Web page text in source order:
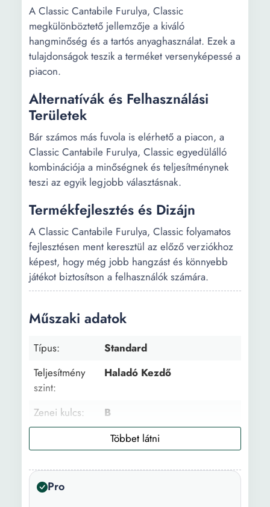
A Classic Cantabile Furulya, Classic
megkülönböztető jellemzője a kiváló
hangminőség és a tartós anyaghasználat. Ezek a
tulajdonságok teszik a terméket versenyképessé a
piacon.
Alternatívák és Felhasználási
Területek
Bár számos más fuvola is elérhető a piacon, a
Classic Cantabile Furulya, Classic egyedülálló
kombinációja a minőségnek és teljesítménynek
teszi az egyik legjobb választásnak.
Termékfejlesztés és Dizájn
A Classic Cantabile Furulya, Classic folyamatos
fejlesztésen ment keresztül az előző verziókhoz
képest, hogy még jobb hangzást és könnyebb
játékot biztosítson a felhasználók számára.
Műszaki adatok
Típus:
Standard
Teljesítmény
szint:
Haladó Kezdő
Zenei kulcs:
B
rendszer:
Sorban
Pro